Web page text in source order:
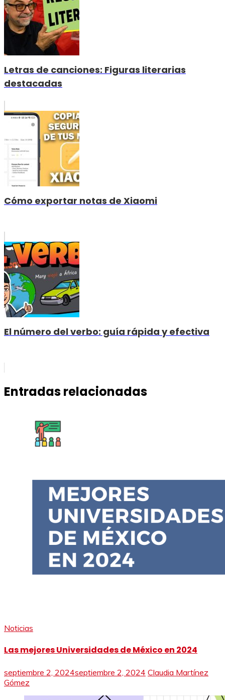
Letras de canciones: Figuras literarias
destacadas
Cómo exportar notas de Xiaomi
El número del verbo: guía rápida y efectiva
Entradas relacionadas
Noticias
Las mejores Universidades de México en 2024
septiembre 2, 2024septiembre 2, 2024 Claudia Martínez
Gómez